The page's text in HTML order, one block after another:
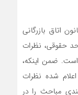
اتاق بازرگانی
حقوقی، نظرات
ضمن اینکه،
شده نظرات
مباحث را در